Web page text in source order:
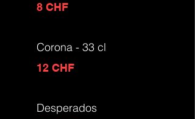
8 CHF
Corona - 33 cl
12 CHF
Desperados